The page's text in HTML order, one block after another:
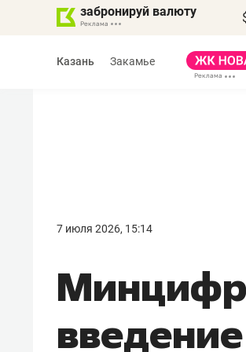
забронируй валюту
Казань Закамье
7 июля 2026, 15:14
правил,